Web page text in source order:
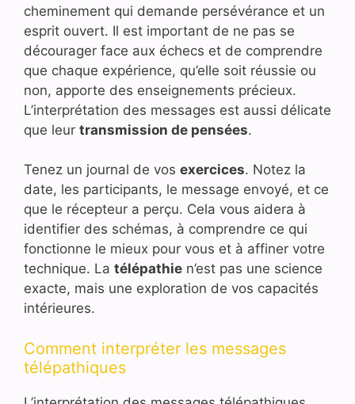
cheminement qui demande persévérance et un
esprit ouvert. Il est important de ne pas se
décourager face aux échecs et de comprendre
que chaque expérience, qu’elle soit réussie ou
non, apporte des enseignements précieux.
L’interprétation des messages est aussi délicate
que leur transmission de pensées.
Tenez un journal de vos exercices. Notez la
date, les participants, le message envoyé, et ce
que le récepteur a perçu. Cela vous aidera à
identifier des schémas, à comprendre ce qui
fonctionne le mieux pour vous et à affiner votre
technique. La télépathie n’est pas une science
exacte, mais une exploration de vos capacités
intérieures.
Comment interpréter les messages
télépathiques